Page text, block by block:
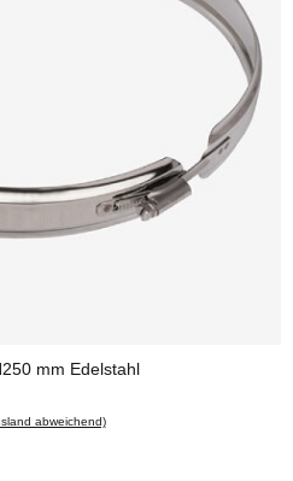
mm Edelstahl
abweichend)